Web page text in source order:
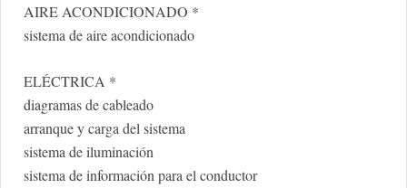
AIRE ACONDICIONADO *
sistema de aire acondicionado
ELÉCTRICA *
diagramas de cableado
arranque y carga del sistema
sistema de iluminación
sistema de información para el conductor